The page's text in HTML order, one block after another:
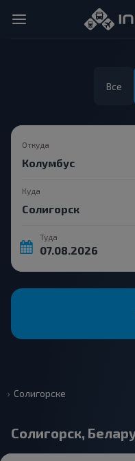
Все
Откуда
Куда
Туда
Солигорске
Солигорск,